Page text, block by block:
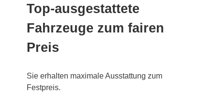
Top-ausgestattete
Fahrzeuge zum fairen
Preis
Sie erhalten maximale Ausstattung zum
Festpreis.